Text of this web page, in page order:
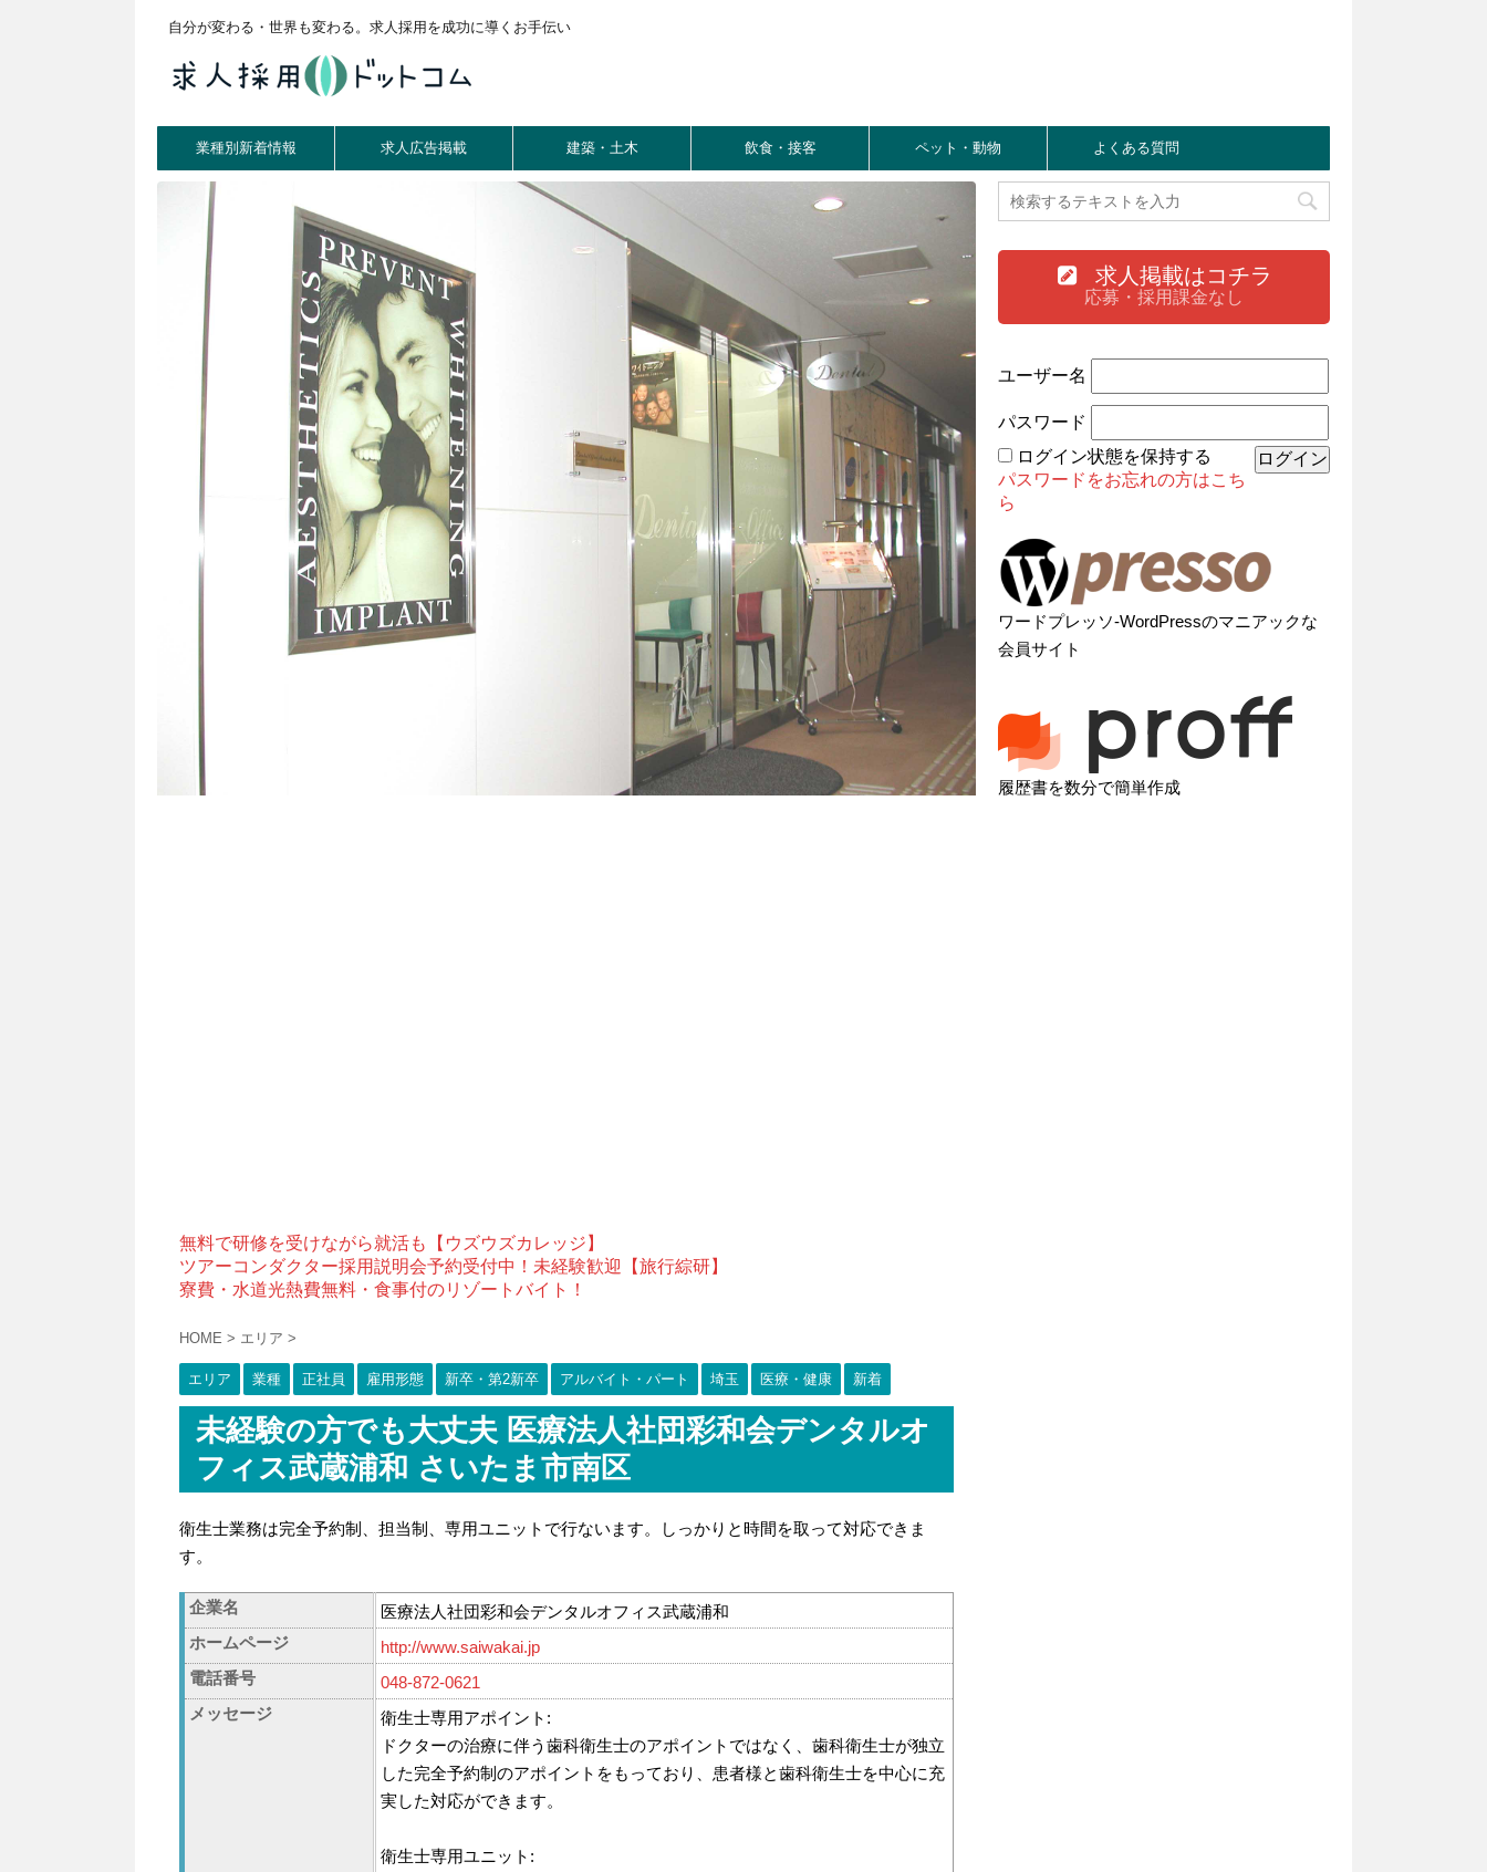
自分が変わる・世界も変わる。求人採用を成功に導くお手伝い
業種別新着情報 求人広告掲載 建築・土木 飲食・接客 ペット・動物 よくある質問
無料で研修を受けながら就活も【ウズウズカレッジ】
ツアーコンダクター採用説明会予約受付中！未経験歓迎【旅行綜研】
寮費・水道光熱費無料・食事付のリゾートバイト！
HOME > エリア >
エリア 業種 正社員 雇用形態 新卒・第2新卒 アルバイト・パート 埼玉 医療・健康 新着
未経験の方でも大丈夫 医療法人社団彩和会デンタルオ
フィス武蔵浦和 さいたま市南区
衛生士業務は完全予約制、担当制、専用ユニットで行ないます。しっかりと時間を取って対応できま
す。
企業名
医療法人社団彩和会デンタルオフィス武蔵浦和
ホームページ
http://www.saiwakai.jp
電話番号
048-872-0621
メッセージ
衛生士専用アポイント:
ドクターの治療に伴う歯科衛生士のアポイントではなく、歯科衛生士が独立
した完全予約制のアポイントをもっており、患者様と歯科衛生士を中心に充
実した対応ができます。
衛生士専用ユニット:
求人掲載はコチラ
応募・採用課金なし
ユーザー名
パスワード
ログイン状態を保持する
パスワードをお忘れの方はこち
ら
ワードプレッソ-WordPressのマニアックな
会員サイト
履歴書を数分で簡単作成